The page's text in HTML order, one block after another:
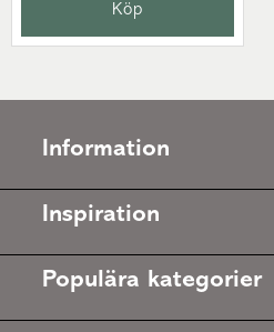
Köp
Information
Inspiration
Populära kategorier